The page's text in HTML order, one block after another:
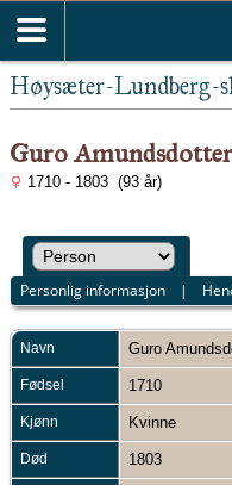
Høysæter-Lundberg-
Guro Amundsdotter
1710 - 1803 (93 år)
Personlig informasjon |
Navn Guro
Fødsel 1710
Kjønn Kvinne
Død 1803